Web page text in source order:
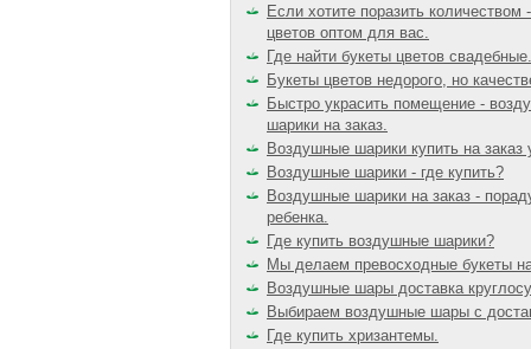
Если хотите поразить количеством
цветов оптом для вас.
Где найти букеты цветов свадебные.
Букеты цветов недорого, но
Быстро украсить помещение -
шарики на заказ.
Воздушные шарики купить на заказ
Воздушные шарики - где купить?
Воздушные шарики на заказ -
ребенка.
Где купить воздушные шарики?
Мы делаем превосходные букеты
Воздушные шары доставка
Выбираем воздушные шары с
Где купить хризантемы.